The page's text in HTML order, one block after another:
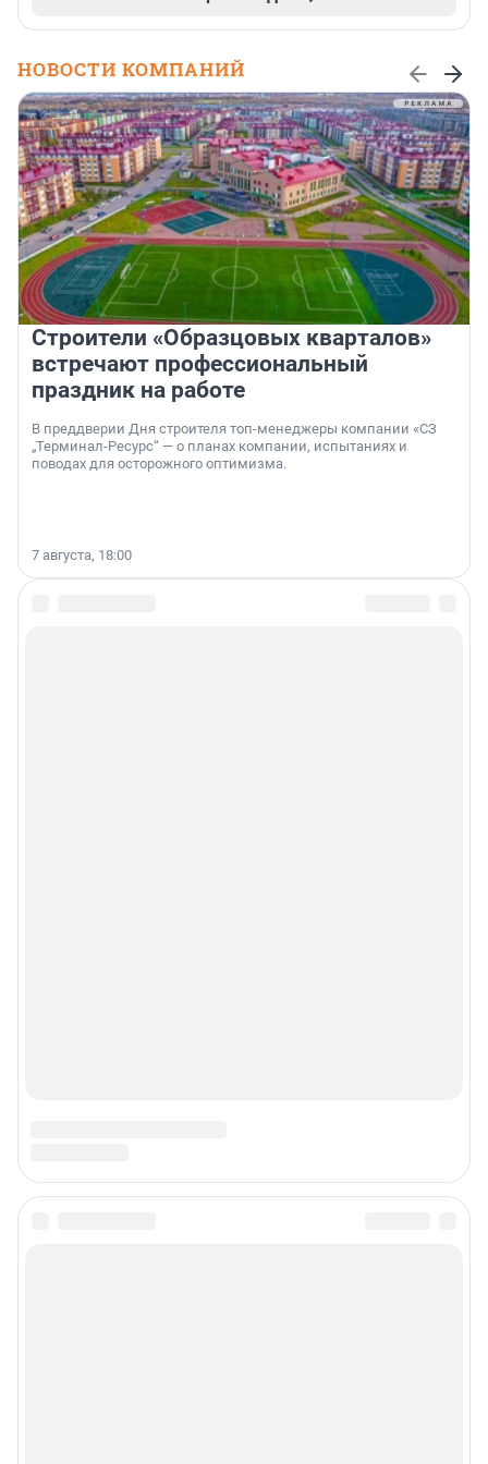
НОВОСТИ КОМПАНИЙ
Строители «Образцовых кварталов»
встречают профессиональный
праздник на работе
В преддверии Дня строителя топ-менеджеры компании «СЗ
„Терминал-Ресурс“ — о планах компании, испытаниях и
поводах для осторожного оптимизма.
7 августа, 18:00